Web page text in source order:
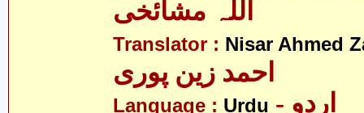
اللہ مشائخی
Translator : Nisar Ahmed
احمد زین پوری
Language : Urdu - اردو